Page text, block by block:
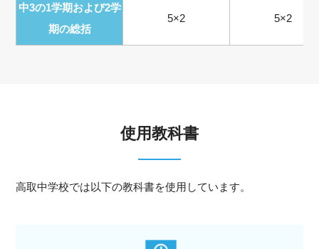
中3の1学期および2学
期の総括
5×2 5×2
使用教科書
高取中学校では以下の教科書を使用しています。